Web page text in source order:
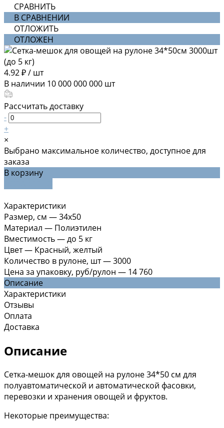
СРАВНИТЬ
В СРАВНЕНИИ
ОТЛОЖИТЬ
ОТЛОЖЕН
4.92 ₽/ шт
В наличии 10 000 000 000 шт
Рассчитать доставку
-
+
×
Выбрано максимальное количество, доступное для
заказа
В корзину
Характеристики
Размер, см —34х50
Материал — Полиэтилен
Вместимость—до 5 кг
Цвет— Красный, желтый
Количество в рулоне, шт—3000
Цена за упаковку, руб/рулон — 14 760
Описание
Характеристики
Отзывы
Оплата
Доставка
Описание
Сетка-мешок для овощей на рулоне 34*50 см для
полуавтоматической и автоматической фасовки,
перевозки и хранения овощей и фруктов.
Некоторые преимущества: